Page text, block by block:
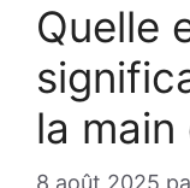
Quelle
la main
8 août 2025